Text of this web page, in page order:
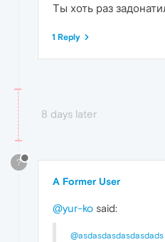
Ты хоть раз
1 Reply
8 days later
?
A Former User
@yur-ko said:
@asdasdasdasdasdads